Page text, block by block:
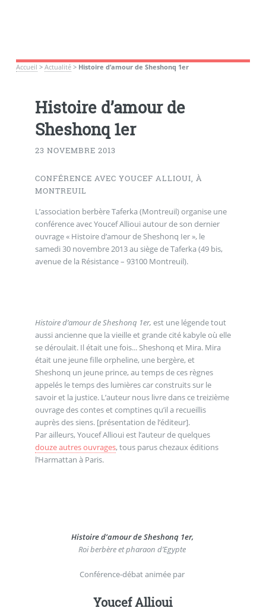
Accueil > Actualité> Histoire d’amour de Sheshonq 1er
Histoire d’amour de
Sheshonq 1er
23 NOVEMBRE 2013
CONFÉRENCE AVEC YOUCEF ALLIOUI, À
MONTREUIL
L’association berbère Taferka (Montreuil) organise une
conférence avec Youcef Allioui autour de son dernier
ouvrage « Histoire d’amour de Sheshonq Ier », le
samedi 30 novembre 2013 au siège de Taferka (49 bis,
avenue de la Résistance – 93100 Montreuil).
Histoire d’amour de Sheshonq 1er, est une légende tout
aussi ancienne que la vieille et grande cité kabyle où elle
se déroulait. Il était une fois... Sheshonq et Mira. Mira
était une jeune fille orpheline, une bergère, et
Sheshonq un jeune prince, au temps de ces règnes
appelés le temps des lumières car construits sur le
savoir et la justice. L’auteur nous livre dans ce treizième
ouvrage des contes et comptines qu’il a recueillis
auprès des siens. [présentation de l’éditeur].
Par ailleurs, Youcef Allioui est l’auteur de quelques
douze autres ouvrages, tous parus chezaux éditions
l’Harmattan à Paris.
Histoire d’amour de Sheshonq 1er,
Roi berbère et pharaon d’Egypte
Conférence-débat animée par
Youcef Allioui